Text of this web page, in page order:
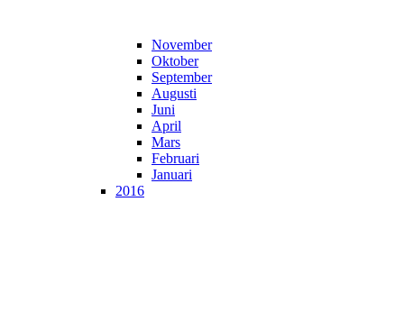
November
Oktober
September
Augusti
Juni
April
Mars
Februari
Januari
2016